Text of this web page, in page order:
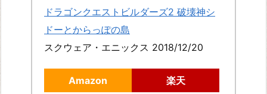
ドラゴンクエストビルダーズ2 破壊神シ
ドーとからっぽの島
スクウェア・エニックス 2018/12/20
Amazon 楽天